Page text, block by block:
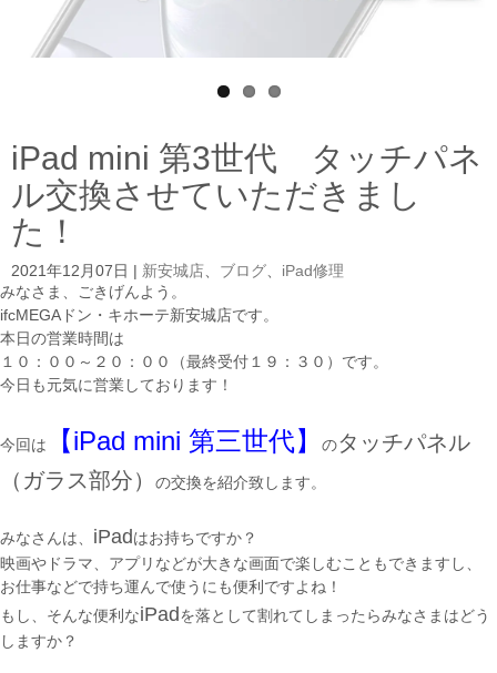
iPad mini 第3世代 タッチパネ
ル交換させていただきまし
た！
2021年12月07日 新安城店 ブログ
iPad修理
みなさま、ごきげんよう。
ifcMEGAドン・キホーテ新安城店です。
本日の営業時間は
１０：００～２０：００（最終受付１９：３０）です。
今日も元気に営業しております！
今回は 【iPad mini 第三世代】 のタッチパネル
（ガラス部分）
の交換を紹介致します。
みなさんは、 iPadはお持ちですか？
映画やドラマ、アプリなどが大きな画面で楽しむこともできますし、
お仕事などで持ち運んで使うにも便利ですよね！
もし、そんな便利なiPadを落として割れてしまったらみなさまはどう
しますか？